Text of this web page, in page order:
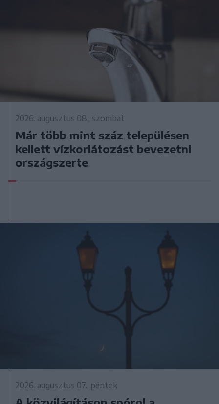
2026. augusztus 08., szombat
Már több mint száz településen
kellett vízkorlátozást bevezetni
országszerte
2026. augusztus 07., péntek